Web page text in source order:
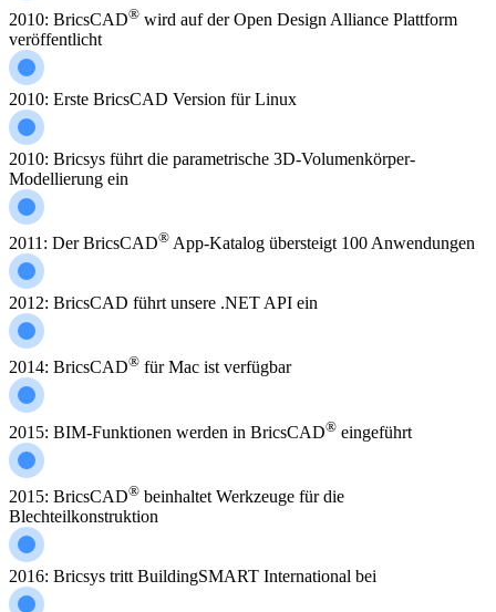
2010: BricsCAD® wird auf der Open Design Alliance Plattform
veröffentlicht
2010: Erste BricsCAD Version für Linux
2010: Bricsys führt die parametrische 3D-Volumenkörper-
Modellierung ein
2011: Der BricsCAD® App-Katalog übersteigt 100 Anwendungen
2012: BricsCAD führt unsere .NET API ein
2014: BricsCAD® für Mac ist verfügbar
2015: BIM-Funktionen werden in BricsCAD® eingeführt
2015: BricsCAD® beinhaltet Werkzeuge für die
Blechteilkonstruktion
2016: Bricsys tritt BuildingSMART International bei